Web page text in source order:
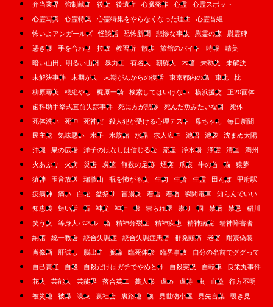
弁当業界
強制献血 後女 後遺症 心臓発作 心霊
心霊スポット
心霊写真
心霊特集 心霊特集をやらなくなった理由
心霊番組
怖いよアンガールズ
怪談話 恐怖新聞 悲惨な事故 慰霊の森
慰霊碑
憑き護
手を合わせ 拉致 教習所 散歩 旅館のバイト 時報
晴美
暗い山田、明るい山田
暴力団 有名人 朝鮮人 木箱 未熟児
未解決
未解決事件
末期がん 末期がんからの復活 東京都内の島 東北
枕
柳原尋美
根絶やし 梶原一騎 検索してはいけない 横浜援交
正20面体
歯科助手挙式直前失踪事件
死に方が悲惨 死んだ魚みたいな目
死体
死体洗い
死神 死神だ 殺人犯が受ける心理テスト 母ちゃん
毎日新聞
民主党
気味悪い 水子 水族館 水晶 求人広告 池沼 池袋
沈まぬ太陽
沖縄
泉の広場 洋子のはなしは信じるな 流産 浄水場 浄霊 清里
満州
火あぶり
火病 災害 炭鉱 無数の足跡 煙突 爪痕 牛の首 猫
猿夢
猿神
玉音放送 瑞牆山 瓶を怖がる女 生肉 生贄 生霊 田んぼ
甲府駅
疫病神
痛い 白蛇 盆祭り 盲腸炎 着信 着物 瞬間電車
知らんでいい
知恵袋
短い話 石 神父 神社 祟 祟られ屋 祟り 祠 禁后 禁忌
稲川
笑う女
等身大パネル 箱 精神分裂症 精神疾患 精神病院
精神障害者
納棺
統一教会 統合失調症 統合失調症患者 群発頭痛 老婆
耐震偽装
肖像画
肝試し 脳出血 腕輪 臨死体験 臨界事故
自分の名前でググって
自己責任
自殺 自殺だけはガチでやめとけ 自殺実況 自転車
良栄丸事件
花火
芸能人 芸能界 落合英二 藁人形 虐め 虐待 虫 血塗
行方不明
被災地
被爆 装束 裏社会 裏路地 襖 見世物小屋 見先言葉
覗き見